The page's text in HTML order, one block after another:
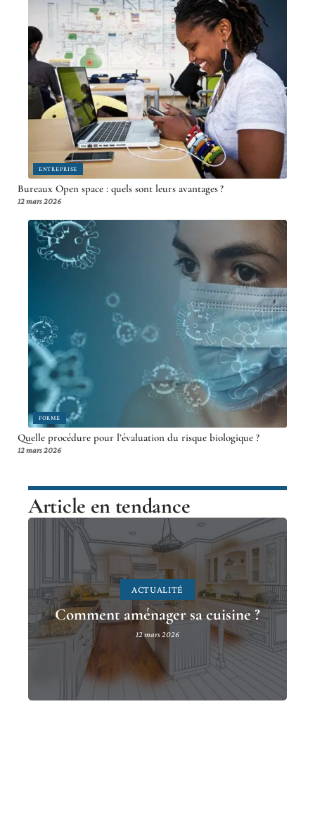
ENTREPRISE
Bureaux Open space : quels sont leurs avantages ?
12 mars 2026
FORME
Quelle procédure pour l’évaluation du risque biologique ?
12 mars 2026
Article en tendance
ACTUALITÉ
Comment aménager sa cuisine ?
12 mars 2026